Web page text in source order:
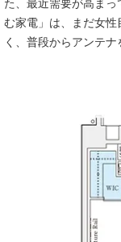
た、最近需要が高ま
む家電」は、まだ女
く、普段からアンテナ